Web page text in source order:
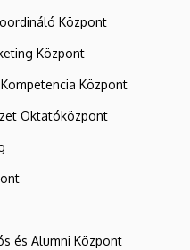
Központ
Központ
Központ
Oktatóközpont
és Alumni Központ